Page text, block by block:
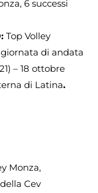
6 successi
Top Volley
giornata di andata
– 18 ottobre
di Latina.
Monza,
Cev